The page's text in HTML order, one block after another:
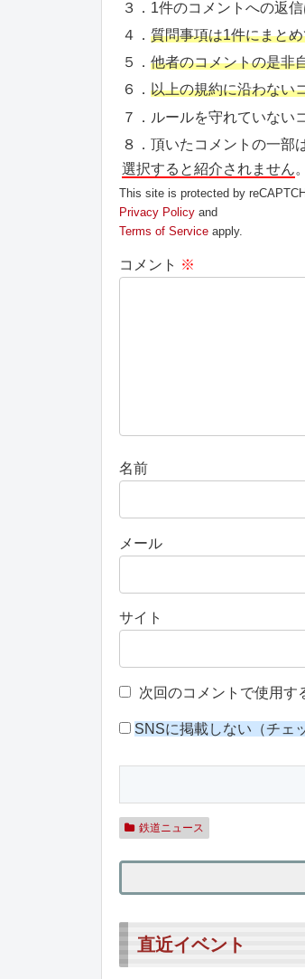
３．1件のコメントへの返
４．質問事項は1件にまと
５．他者のコメントの是非
６．以上の規約に沿わない
７．ルールを守れていない
８．頂いたコメントの一部
選択すると紹介されません。
This site is protected by
Privacy Policy and
Terms of Service apply.
コメント ※
名前
メール
サイト
次回のコメントで使用す
SNSに掲載しない（チェ
鉄道ニュース
直近イベント